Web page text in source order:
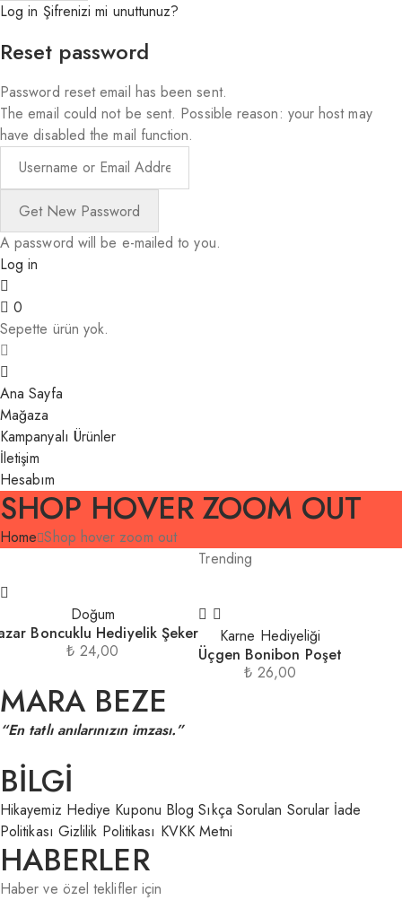
Log in Şifrenizi mi unuttunuz?
Reset password
Password reset email has been sent.
The email could not be sent. Possible reason: your host may
have disabled the mail function.
A password will be e-mailed to you.
Log in
0
Sepette ürün yok.
Ana Sayfa
Mağaza
Kampanyalı Ürünler
İletişim
Hesabım
SHOP HOVER ZOOM OUT
Home Shop hover zoom out
Doğum
Boncuklu Hediyelik Şeker
₺ 24,00
Trending
Karne Hediyeliği
Üçgen Bonibon Poşet
₺ 26,00
MARA BEZE
“En tatlı anılarınızın imzası.”
BİLGİ
Hikayemiz Hediye Kuponu Blog Sıkça Sorulan Sorular İade
Politikası Gizlilik Politikası KVKK Metni
HABERLER
Haber ve özel teklifler için